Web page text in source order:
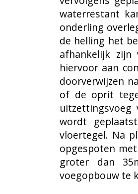
waterrestant
onderling
de helling het
afhankelijk
hiervoor aan
doorverwijzen
of de oprit
wordt
vloertegel. Na
opgespoten
groter dan
voegopbouw te